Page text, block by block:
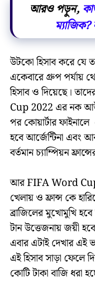
আরও পড়ুন,
উটকো হিসাব করে যে
একেবারে গ্রুপ
হিসাব ও দিয়েছে।
Cup 2022 এর নক
পর কোয়ার্টার
হবে আর্জেন্টিনা এবং
বর্তমান চ্যাম্পিয়ন
আর FIFA Word Cup
খেলায় ও ফ্রান্স কে
ব্রাজিলের মুখোমুখি
টান উত্তেজনায় জয়ী
এবার এটাই দেখার এই
এই হিসাব সাড়া ফেলে
কোটি টাকা বাজি ধরা